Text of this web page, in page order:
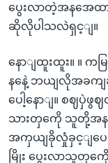
ပွေးလာတဲ့အနအေထား
ဆိုလိုပါသလဲရှင့ျ။
နောျထူးထူး။ ။ က
နနေဲ့ ဘယျလိုအခက
ပေါ့နောျ။ စဈပှဲဖွ
သားတှကေို သူတို့အနန
အကှယျခိုလှုံခှင့ျပေး
မြိုး ပွေးလာသူတှက